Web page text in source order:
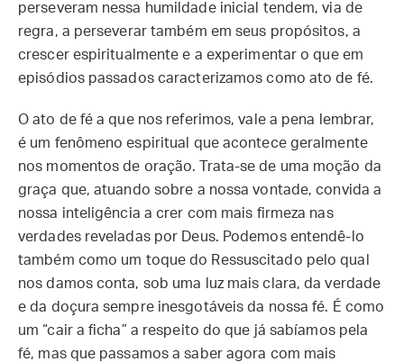
perseveram nessa humildade inicial tendem, via de
regra, a perseverar também em seus propósitos, a
crescer espiritualmente e a experimentar o que em
episódios passados caracterizamos como ato de fé.
O ato de fé a que nos referimos, vale a pena lembrar,
é um fenômeno espiritual que acontece geralmente
nos momentos de oração. Trata-se de uma moção da
graça que, atuando sobre a nossa vontade, convida a
nossa inteligência a crer com mais firmeza nas
verdades reveladas por Deus. Podemos entendê-lo
também como um toque do Ressuscitado pelo qual
nos damos conta, sob uma luz mais clara, da verdade
e da doçura sempre inesgotáveis da nossa fé. É como
um “cair a ficha” a respeito do que já sabíamos pela
fé, mas que passamos a saber agora com mais